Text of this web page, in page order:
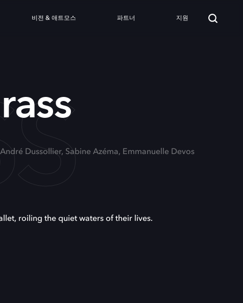
비전 & 애트모스 파트너 지원
Dussollier, Sabine Azéma, Emmanuelle Devos
roiling the quiet waters of their lives.